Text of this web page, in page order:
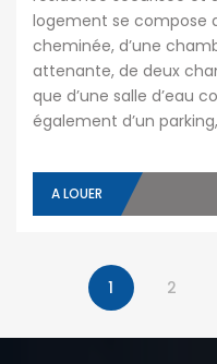
logement se compose
cheminée, d’une
attenante, de deux
que d’une salle d’eau
également d’un
A LOUER
1 2